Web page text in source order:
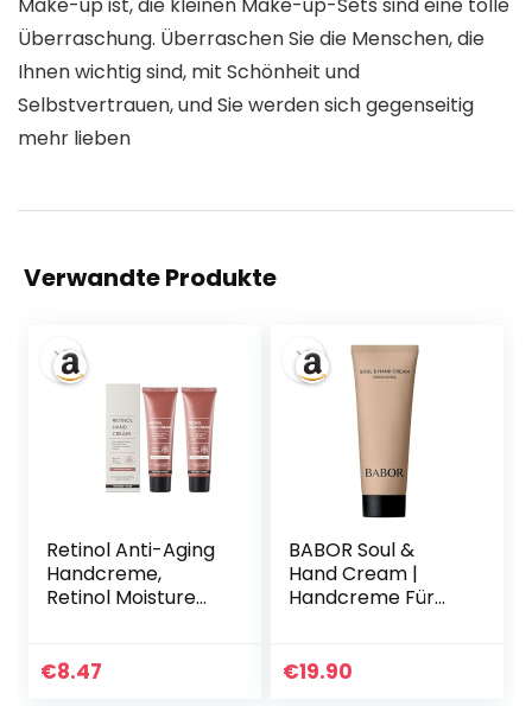
Überraschung. Überraschen Sie die Menschen, die
Ihnen wichtig sind, mit Schönheit und
Selbstvertrauen, und Sie werden sich gegenseitig
mehr lieben
Verwandte Produkte
Retinol Anti-Aging
Handcreme,
Retinol Moisture
Leichte Anti-
€8.47
BABOR Soul &
Hand Cream |
Handcreme Für
Feuchtigkeitscrem
€19.90